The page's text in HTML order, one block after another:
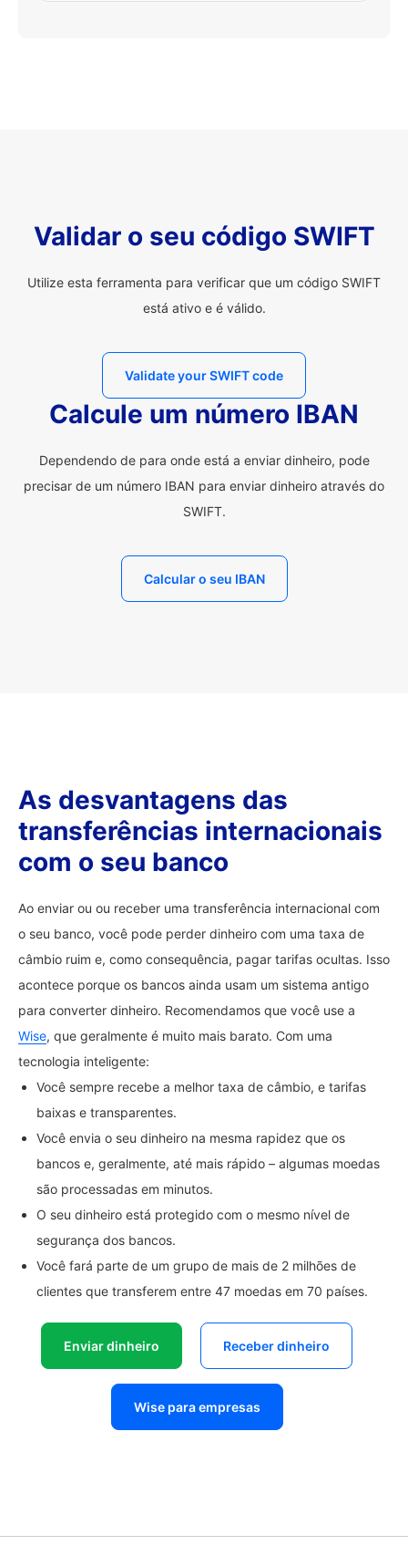
Validar o seu código SWIFT
Utilize esta ferramenta para verificar que um código SWIFT
está ativo e é válido.
Validate your SWIFT code
Calcule um número IBAN
Dependendo de para onde está a enviar dinheiro, pode
precisar de um número IBAN para enviar dinheiro através do
SWIFT.
Calcular o seu IBAN
As desvantagens das
transferências internacionais
com o seu banco
Ao enviar ou ou receber uma transferência internacional com
o seu banco, você pode perder dinheiro com uma taxa de
câmbio ruim e, como consequência, pagar tarifas ocultas. Isso
acontece porque os bancos ainda usam um sistema antigo
para converter dinheiro. Recomendamos que você use a
Wise, que geralmente é muito mais barato. Com uma
tecnologia inteligente:
Você sempre recebe a melhor taxa de câmbio, e tarifas
baixas e transparentes.
Você envia o seu dinheiro na mesma rapidez que os
bancos e, geralmente, até mais rápido – algumas moedas
são processadas em minutos.
O seu dinheiro está protegido com o mesmo nível de
segurança dos bancos.
Você fará parte de um grupo de mais de 2 milhões de
clientes que transferem entre 47 moedas em 70 países.
Enviar dinheiro Receber dinheiro
Wise para empresas